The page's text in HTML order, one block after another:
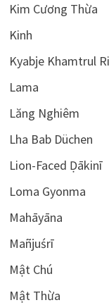
Kim Cương Thừa
Kinh
Kyabje Khamtrul
Lama
Lăng Nghiêm
Lha Bab Düchen
Lion-Faced Ḍākinī
Loma Gyonma
Mahāyāna
Mañjuśrī
Mật Chú
Mật Thừa